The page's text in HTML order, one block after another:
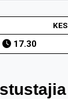
KES
17.30